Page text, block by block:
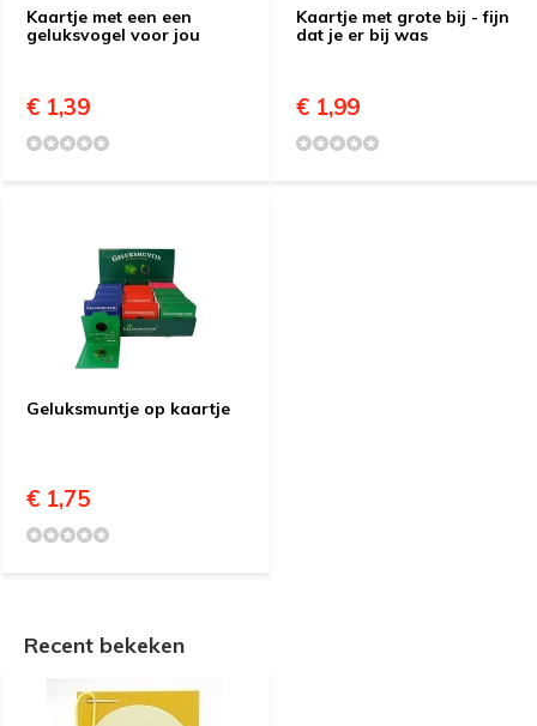
Kaartje met een een
geluksvogel voor jou
€ 1,39
Kaartje met grote bij - fijn
dat je er bij was
€ 1,99
Geluksmuntje op kaartje
€ 1,75
Recent bekeken